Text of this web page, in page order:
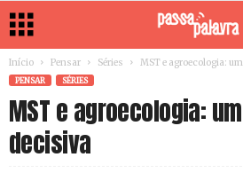
Início Pensar Séries MST e agroecologia:
PENSAR SÉRIES
MST e agroecologia:
decisiva